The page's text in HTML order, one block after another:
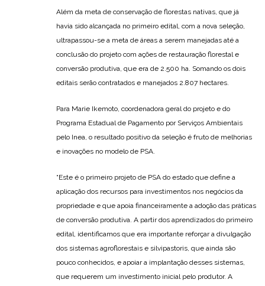
Além da meta de conservação de florestas nativas, que já
havia sido alcançada no primeiro edital, com a nova seleção,
ultrapassou-se a meta de áreas a serem manejadas até a
conclusão do projeto com ações de restauração florestal e
conversão produtiva, que era de 2.500 ha. Somando os dois
editais serão contratados e manejados 2.807 hectares.
Para Marie Ikemoto, coordenadora geral do projeto e do
Programa Estadual de Pagamento por Serviços Ambientais
pelo Inea, o resultado positivo da seleção é fruto de melhorias
e inovações no modelo de PSA.
“Este é o primeiro projeto de PSA do estado que define a
aplicação dos recursos para investimentos nos negócios da
propriedade e que apoia financeiramente a adoção das práticas
de conversão produtiva. A partir dos aprendizados do primeiro
edital, identificamos que era importante reforçar a divulgação
dos sistemas agroflorestais e silvipastoris, que ainda são
pouco conhecidos, e apoiar a implantação desses sistemas,
que requerem um investimento inicial pelo produtor. A